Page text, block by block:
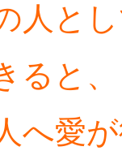
人と
ると、
へ愛